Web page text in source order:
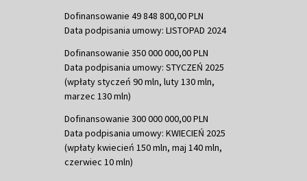
Dofinansowanie 49 848 800,00 PLN
Data podpisania umowy: LISTOPAD 2024
Dofinansowanie 350 000 000,00 PLN
Data podpisania umowy: STYCZEŃ 2025
(wpłaty styczeń 90 mln, luty 130 mln,
marzec 130 mln)
Dofinansowanie 300 000 000,00 PLN
Data podpisania umowy: KWIECIEŃ 2025
(wpłaty kwiecień 150 mln, maj 140 mln,
czerwiec 10 mln)